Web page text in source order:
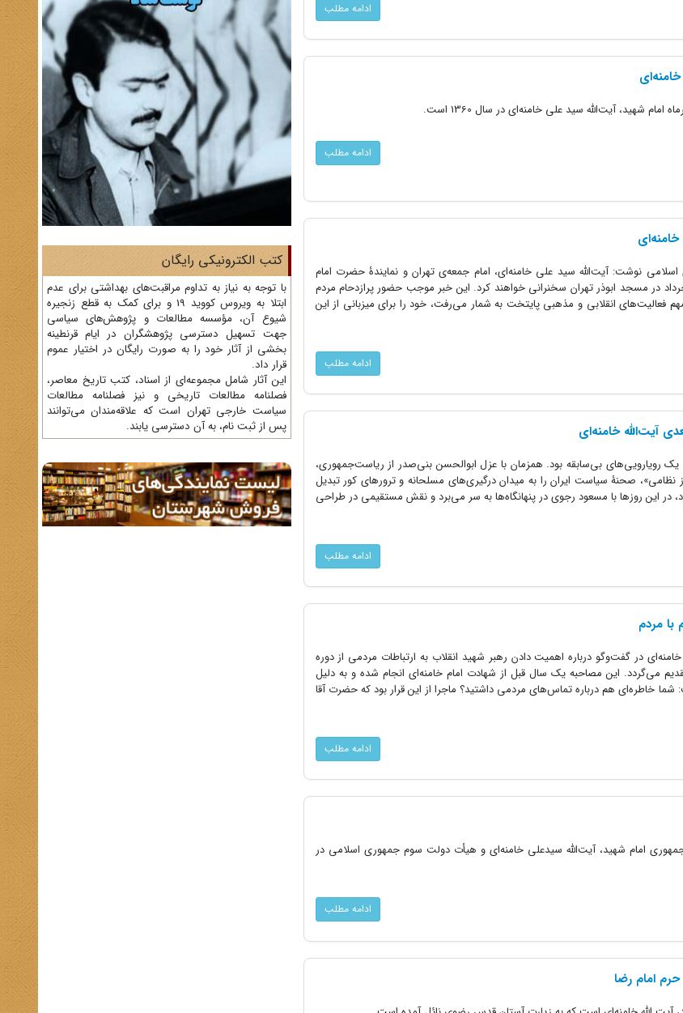
ادامه مطلب
شهید، آیت‌الله سید علی خامنه‌ای در سال 1360 است.
ادامه مطلب
۱۳۶۰، روزنامۀ جمهوری اسلامی نوشت: آیت‌الله سید علی خامنه‌ای، امام جمعه‌ی تهران و نمایندۀ حضرت امام
(ره) در شورای عالی دفاع، روز شنبه ۳۰ خرداد در مسجد ابوذر تهران سخنرانی خواهند کرد. این خبر موجب حضور پرازدحام مردم
فعالیت‌های انقلابی و مذهبی پایتخت به شمار می‌رفت، خود را برای میزبانی از این
ادامه مطلب
آیت‌الله خامنه‌ای
فصل یک رویارویی‌های بی‌سابقه بود. همزمان با عزل ابوالحسن بنی‌صدر از ریاست‌جمهوری،
نظامی»، صحنۀ سیاست ایران را به میدان درگیری‌های مسلحانه و ترورهای کور تبدیل
خرداد ۱۳۶۰ مفقود شده بود، در این روزها با مسعود رجوی در پنهانگاه‌ها به سر می‌برد و نقش مستقیمی در طراحی
ادامه مطلب
با مردم
در گفت‌وگو درباره اهمیت دادن رهبر شهید انقلاب به ارتباطات مردمی از دوره
می‌گردد. این مصاحبه یک سال قبل از شهادت امام خامنه‌ای انجام شده و به دلیل
خاطره‌ای هم درباره تماس‌های مردمی داشتید؟ ماجرا از این قرار بود که حضرت آقا
ادامه مطلب
امام شهید، آیت‌الله سیدعلی خامنه‌ای و هیأت دولت سوم جمهوری اسلامی در
ادامه مطلب
امام رضا
کتب الکترونیکی رایگان
با توجه به نیاز به تداوم مراقبت‌های بهداشتی برای عدم
ابتلا به ویروس کووید 19 و برای کمک به قطع زنجیره
شیوع آن، مؤسسه مطالعات و پژوهش‌های سیاسی
جهت تسهیل دسترسی پژوهشگران در ایام قرنطینه
بخشی از آثار خود را به صورت رایگان در اختیار عموم
قرار داد.
این آثار شامل مجموعه‌ای از اسناد، کتب تاریخ معاصر،
فصلنامه‌ مطالعات تاریخی و نیز فصلنامه مطالعات
سیاست خارجی تهران است که علاقه‌مندان می‌توانند
پس از ثبت نام، به آن دسترسی یابند.